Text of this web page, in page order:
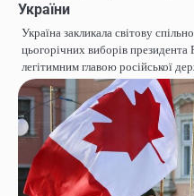
України
Україна закликала світову
цьогорічних виборів
легітимним главою російської